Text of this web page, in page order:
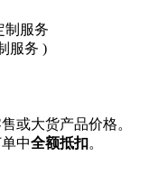
制服务
服务 )
或大货产品价格。
中全额抵扣。